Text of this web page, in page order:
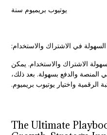
يوتيوب بريميوم سنة
السهولة في الاشتراك والاستخدام:
الاشتراك والاستخدام. يمكن
والدفع بسهولة. بعد ذلك،
الرقمية واختيار يوتيوب بريميوم.
The Ultimate